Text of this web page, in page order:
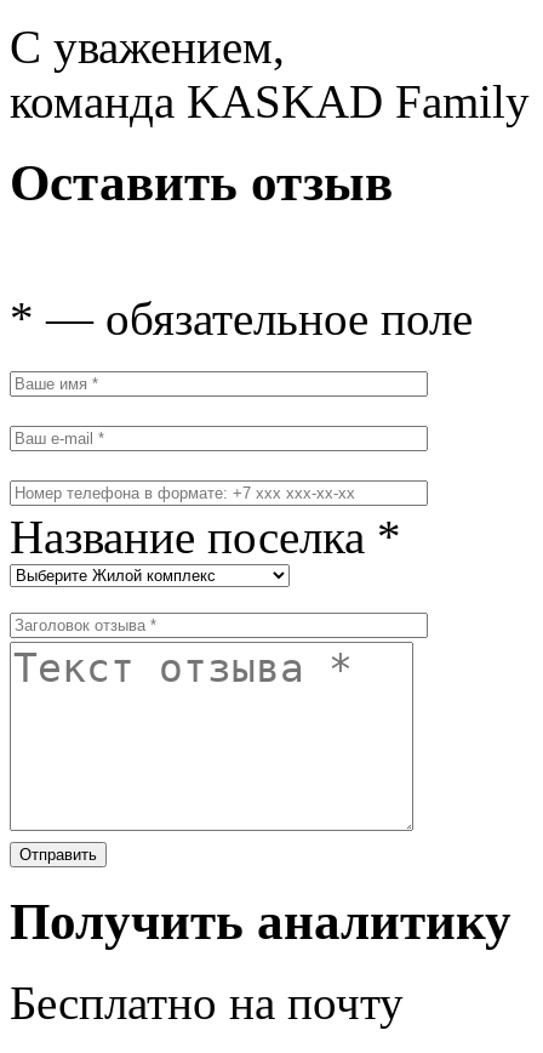
С уважением,
команда KASKAD Family
Оставить отзыв
* — обязательное поле
Название поселка *
Получить аналитику
Бесплатно на почту